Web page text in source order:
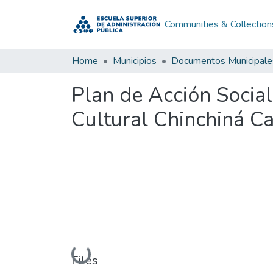
Communities &
Home Municipios Documentos
Plan de Acción
Cultural Chinchiná
Loading...
Files